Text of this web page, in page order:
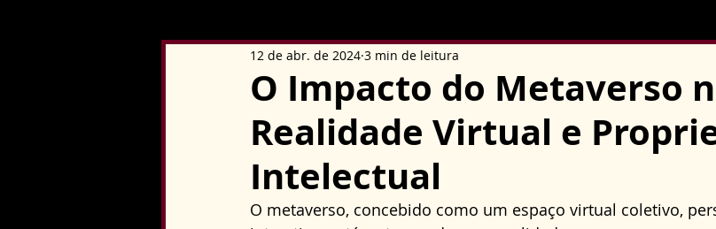
Direito Sucessório Direito do Consumidor
Direito Tributário Direito Empresarial e Societário Direito de
Direito Administrativo Direito da Saúde
O Impacto do Metaverso
Realidade Virtual e
Intelectual
12 de abr. de 2024 3 min de leitura
O metaverso, concebido como um espaço virtual coletivo,